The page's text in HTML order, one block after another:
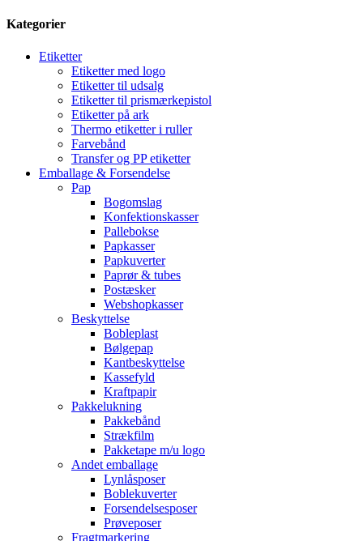
Kategorier
Etiketter
Etiketter med logo
Etiketter til udsalg
Etiketter til prismærkepistol
Etiketter på ark
Thermo etiketter i ruller
Farvebånd
Transfer og PP etiketter
Emballage & Forsendelse
Pap
Bogomslag
Konfektionskasser
Pallebokse
Papkasser
Papkuverter
Paprør & tubes
Postæsker
Webshopkasser
Beskyttelse
Bobleplast
Bølgepap
Kantbeskyttelse
Kassefyld
Kraftpapir
Pakkelukning
Pakkebånd
Strækfilm
Pakketape m/u logo
Andet emballage
Lynlåsposer
Boblekuverter
Forsendelsesposer
Prøveposer
Fragtmarkering